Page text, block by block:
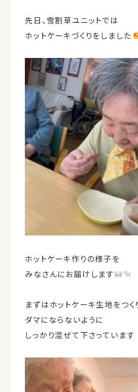
先日、雪割草ユニットでは
ホットケーキづくりをしました
ホットケーキ作りの様子を
みなさんにお届けします
まずはホットケーキ生地をつく
ダマにならないように
しっかり混ぜて下さっています